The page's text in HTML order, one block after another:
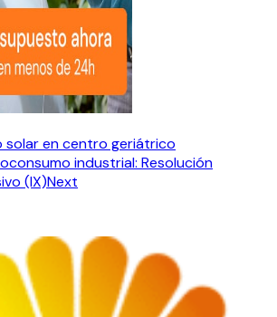
solar en centro geriátrico
industrial: Resolución
(IX)Next